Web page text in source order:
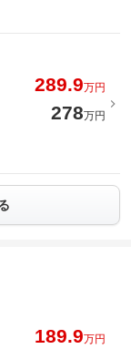
289.9万円
278万円
189.9万円